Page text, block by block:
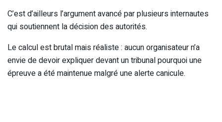
C’est d’ailleurs l’argument avancé par plusieurs internautes
qui soutiennent la décision des autorités.
Le calcul est brutal mais réaliste : aucun organisateur n’a
envie de devoir expliquer devant un tribunal pourquoi une
épreuve a été maintenue malgré une alerte canicule.